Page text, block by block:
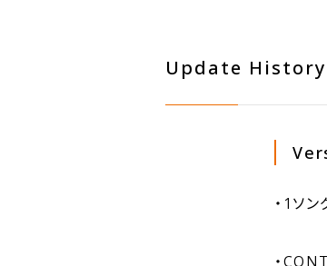
Update History
・1ソ
・